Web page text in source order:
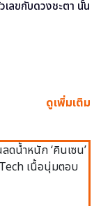
เลขกับดวงชะตา นั้น
ดูเพิ่มเติม